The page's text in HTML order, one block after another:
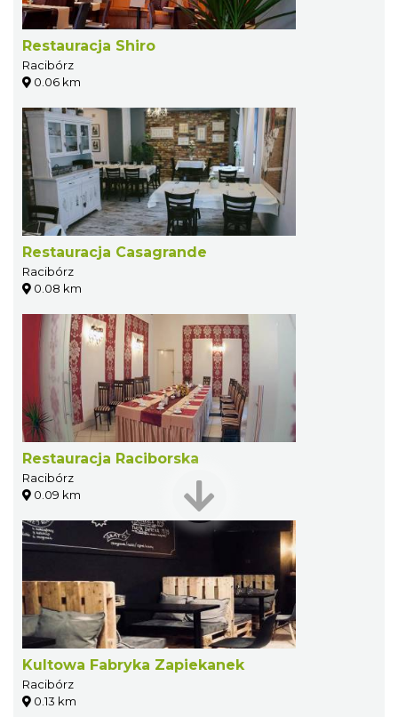
Restauracja Shiro
Racibórz
0.06 km
Restauracja Casagrande
Racibórz
0.08 km
Restauracja Raciborska
Racibórz
0.09 km
Kultowa Fabryka Zapiekanek
Racibórz
0.13 km